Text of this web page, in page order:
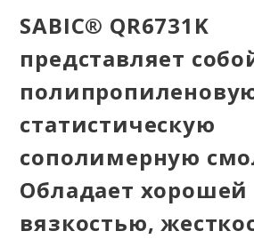
SABIC® QR6731K
представляет
статистическую
сополимерную
Обладает хорошей
вязкостью,